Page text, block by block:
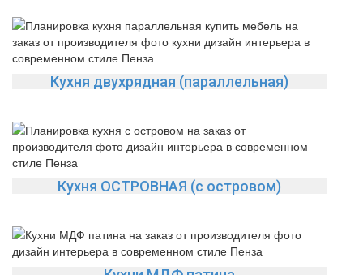
Кухня двухрядная (параллельная)
Кухня ОСТРОВНАЯ (с островом)